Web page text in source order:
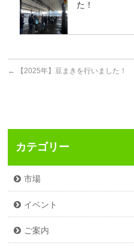
た！
← 【2025年】豆まきを行いました！
カテゴリー
市場
イベント
ご案内